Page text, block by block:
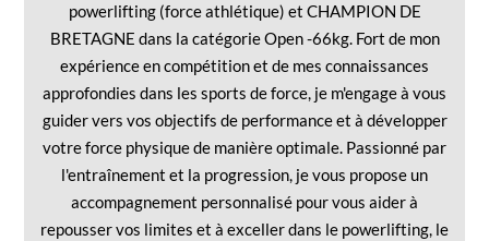
powerlifting (force athlétique) et CHAMPION DE
BRETAGNE dans la catégorie Open -66kg. Fort de mon
expérience en compétition et de mes connaissances
approfondies dans les sports de force, je m'engage à vous
guider vers vos objectifs de performance et à développer
votre force physique de manière optimale. Passionné par
l'entraînement et la progression, je vous propose un
accompagnement personnalisé pour vous aider à
repousser vos limites et à exceller dans le powerlifting, le